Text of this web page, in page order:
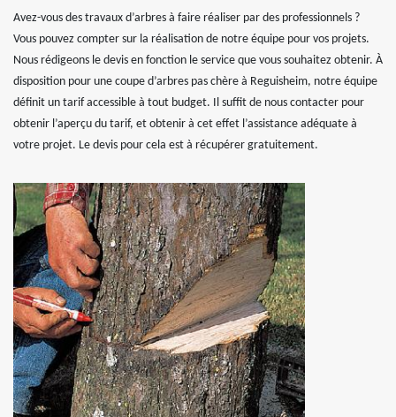
Avez-vous des travaux d’arbres à faire réaliser par des professionnels ?
Vous pouvez compter sur la réalisation de notre équipe pour vos projets.
Nous rédigeons le devis en fonction le service que vous souhaitez obtenir. À
disposition pour une coupe d’arbres pas chère à Reguisheim, notre équipe
définit un tarif accessible à tout budget. Il suffit de nous contacter pour
obtenir l’aperçu du tarif, et obtenir à cet effet l’assistance adéquate à
votre projet. Le devis pour cela est à récupérer gratuitement.